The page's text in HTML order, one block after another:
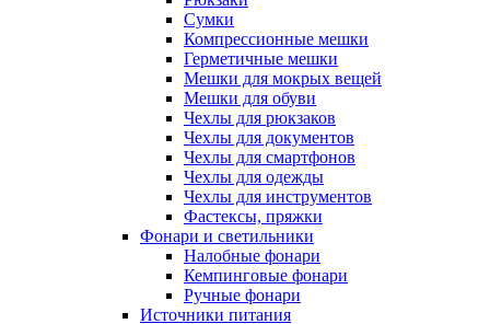
Сумки
Компрессионные мешки
Герметичные мешки
Мешки для мокрых вещей
Мешки для обуви
Чехлы для рюкзаков
Чехлы для документов
Чехлы для смартфонов
Чехлы для одежды
Чехлы для инструментов
Фастексы, пряжки
Фонари и светильники
Налобные фонари
Кемпинговые фонари
Ручные фонари
Источники питания